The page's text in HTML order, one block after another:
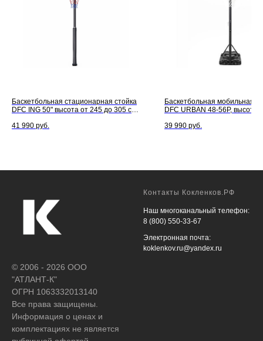
Баскетбольная стационарная стойка
DFC ING 50" высота от 245 до 305 см,
41 990 руб.
Баскетбольная мобильная
DFC URBAN 48-56P, высота
39 990 руб.
© 2006 - 2026 ООО
"АТЛАНТ-К"
ОГРН 1063332013140
Все права защищены.
Информация о ценах и
комплектациях не является
Контакты Кокленков.РФ
Наш многоканальный телефон:
8 (800) 550-33-67
Электронная почта:
koklenkov.ru@yandex.ru